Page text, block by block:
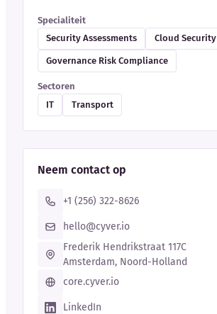
Specialiteit
Security Assessments
Cloud Security
Governance Risk Compliance
Sectoren
IT
Transport
Neem contact op
+1 (256) 322-8626
hello@cyver.io
Frederik Hendrikstraat 117C
Amsterdam, Noord-Holland
core.cyver.io
LinkedIn